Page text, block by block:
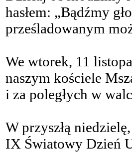
hasłem: „Bądźmy
prześladowanym
We wtorek, 11
naszym kościele
i za poległych w
W przyszłą
IX Światowy Dzień